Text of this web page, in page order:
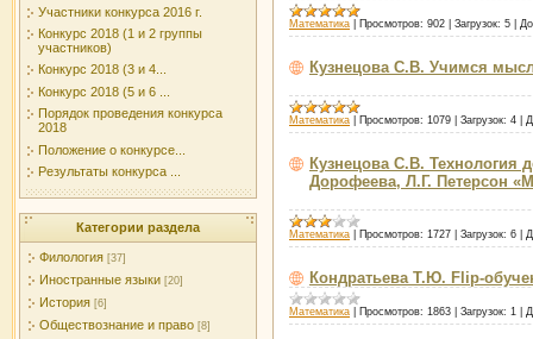
Участники конкурса 2016 г.
Конкурс 2018 (1 и 2 группы
участников)
Конкурс 2018 (3 и 4...
Конкурс 2018 (5 и 6 ...
Порядок проведения конкурса
2018
Положение о конкурсе...
Результаты конкурса ...
Категории раздела
Филология [37]
Иностранные языки [20]
История [6]
Обществознание и право [8]
Математика Просмотров: 902 Загрузок: 5
Кузнецова С.В. Учимся
Математика Просмотров: 1079 Загрузок: 4
Кузнецова С.В. Технология
Дорофеева, Л.Г. Петерсон
Математика Просмотров: 1727 Загрузок: 6
Кондратьева Т.Ю. Flip-
Математика Просмотров: 1863 Загрузок: 1